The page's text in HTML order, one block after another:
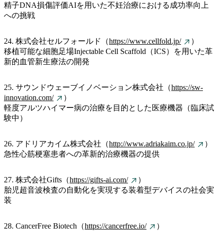
精子DNA損傷評価AIを用いた不妊治療における成功率向上
への挑戦
24. 株式会社セルフォールド（https://www.cellfold.jp/
）
移植可能な細胞足場Injectable Cell Scaffold（ICS）を用いた革
新的血管新生療法の開発
25. サウンドウェーブイノベーション株式会社（https://sw-
innovation.com/
）
軽度アルツハイマー病の治療を目的とした医療機器（臨床試
験中）
26. アドリアカイム株式会社（http://www.adriakaim.co.jp/
）
急性心筋梗塞患者への革新的治療機器の提供
27. 株式会社Gifts（https://gifts-ai.com/
）
胎児超音波検査の自動化を実現する装着型デバイスの社会実
装
28. CancerFree Biotech（https://cancerfree.io/
）